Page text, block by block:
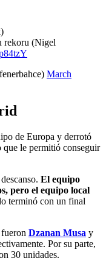
rekoru (Nigel
March
de Europa y derrotó
que le permitió conseguir
El equipo
pero el equipo local
terminó con un final
Dzanan Musa y
Por su parte,
30 unidades.